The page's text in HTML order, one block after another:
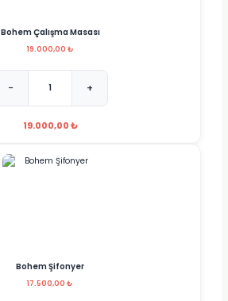
Bohem Çalışma Masası
19.000,00 ₺
− +
19.000,00 ₺
Bohem Şifonyer
17.500,00 ₺